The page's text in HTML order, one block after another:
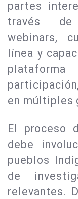
partes
través de
webinars,
línea y
en múltiples
El proceso
debe
pueblos
de
relevantes.